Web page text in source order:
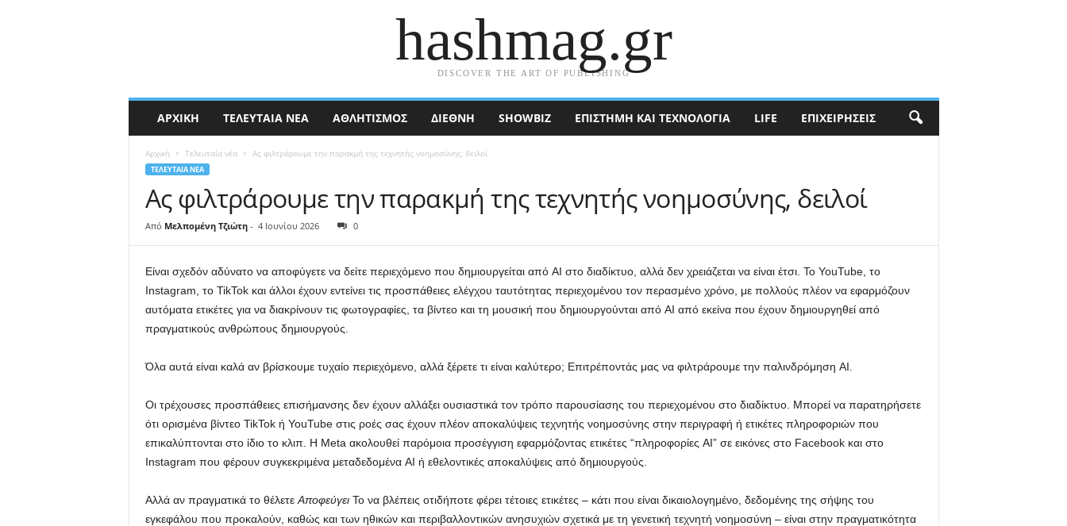
hashmag.gr
DISCOVER THE ART OF PUBLISHING
ΑΡΧΙΚΉ ΤΕΛΕΥΤΑΊΑ ΝΈΑ ΑΘΛΗΤΙΣΜΟΣ ΔΙΕΘΝΉ SHOWBIZ ΕΠΙΣΤΉΜΗ ΚΑΙ ΤΕΧΝΟΛΟΓΊΑ LIFE ΕΠΙΧΕΙΡΉΣΕΙΣ
Αρχική Τελευταία νέα Ας φιλτράρουμε την παρακμή της τεχνητής νοημοσύνης, δειλοί
ΤΕΛΕΥΤΑΊΑ ΝΈΑ
Ας φιλτράρουμε την παρακμή της τεχνητής νοημοσύνης, δειλοί
Από Μελπομένη Τζιώτη - 4 Ιουνίου 2026 0
Είναι σχεδόν αδύνατο να αποφύγετε να δείτε περιεχόμενο που δημιουργείται από AI στο διαδίκτυο, αλλά δεν χρειάζεται να είναι έτσι. Το YouTube, το
Instagram, το TikTok και άλλοι έχουν εντείνει τις προσπάθειες ελέγχου ταυτότητας περιεχομένου τον περασμένο χρόνο, με πολλούς πλέον να εφαρμόζουν
αυτόματα ετικέτες για να διακρίνουν τις φωτογραφίες, τα βίντεο και τη μουσική που δημιουργούνται από AI από εκείνα που έχουν δημιουργηθεί από
πραγματικούς ανθρώπους δημιουργούς.
Όλα αυτά είναι καλά αν βρίσκουμε τυχαίο περιεχόμενο, αλλά ξέρετε τι είναι καλύτερο; Επιτρέποντάς μας να φιλτράρουμε την παλινδρόμηση AI.
Οι τρέχουσες προσπάθειες επισήμανσης δεν έχουν αλλάξει ουσιαστικά τον τρόπο παρουσίασης του περιεχομένου στο διαδίκτυο. Μπορεί να παρατηρήσετε
ότι ορισμένα βίντεο TikTok ή YouTube στις ροές σας έχουν πλέον αποκαλύψεις τεχνητής νοημοσύνης στην περιγραφή ή ετικέτες πληροφοριών που
επικαλύπτονται στο ίδιο το κλιπ. Η Meta ακολουθεί παρόμοια προσέγγιση εφαρμόζοντας ετικέτες “πληροφορίες AI” σε εικόνες στο Facebook και στο
Instagram που φέρουν συγκεκριμένα μεταδεδομένα AI ή εθελοντικές αποκαλύψεις από δημιουργούς.
Αλλά αν πραγματικά το θέλετε ΑποφεύγειΤο να βλέπεις οτιδήποτε φέρει τέτοιες ετικέτες – κάτι που είναι δικαιολογημένο, δεδομένης της σήψης του
εγκεφάλου που προκαλούν, καθώς και των ηθικών και περιβαλλοντικών ανησυχιών σχετικά με τη γενετική τεχνητή νοημοσύνη – είναι στην πραγματικότητα